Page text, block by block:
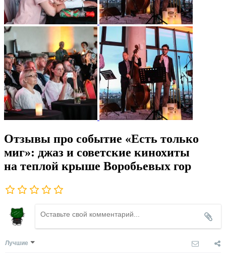
Отзывы про событие «Есть только
миг»: джаз и советские кинохиты
на теплой крыше Воробьевых гор
Лучшие